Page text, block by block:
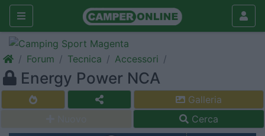
Forum Tecnica Accessori
Energy Power NCA
Galleria
Cerca